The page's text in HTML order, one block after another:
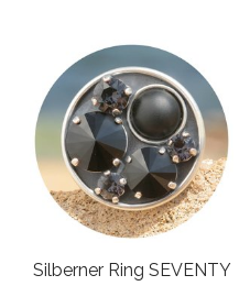
Silberner Ring SEVENTY